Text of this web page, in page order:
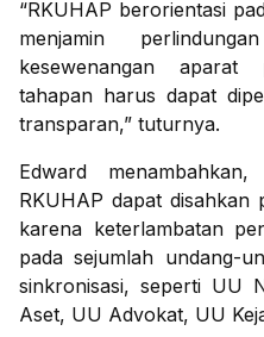
“RKUHAP berorientasi
menjamin
kesewenangan
tahapan harus dapat
transparan,” tuturnya.
Edward
RKUHAP dapat disahkan
karena keterlambatan
pada sejumlah undang-
sinkronisasi, seperti UU
Aset, UU Advokat, UU